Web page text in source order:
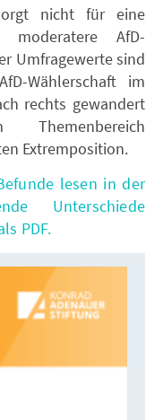
nicht für eine
moderatere AfD-
Umfragewerte sind
Wählerschaft im
rechts gewandert
Extremposition.
lesen in der
Unterschiede
PDF.